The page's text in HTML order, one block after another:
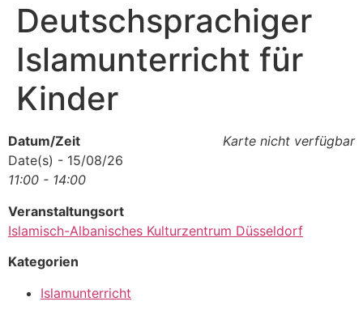
Deutschsprachiger
Islamunterricht für
Kinder
Karte nicht verfügbar
Datum/Zeit
Date(s) - 15/08/26
11:00 - 14:00
Veranstaltungsort
Islamisch-Albanisches Kulturzentrum Düsseldorf
Kategorien
Islamunterricht